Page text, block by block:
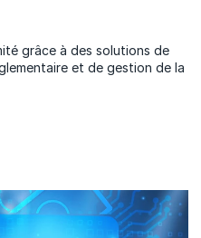
grâce à des solutions de
et de gestion de la